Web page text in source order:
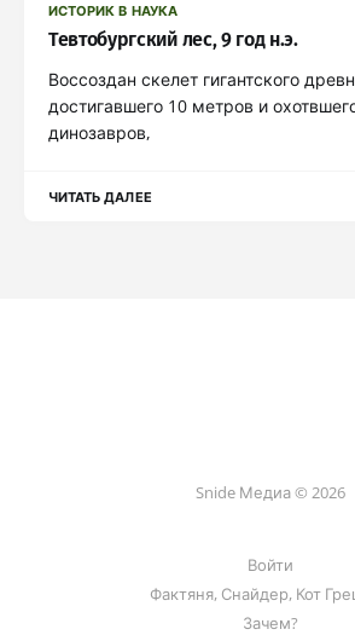
ИСТОРИК В НАУКА
Тевтобургский лес, 9 год н.э.
Воссоздан скелет гигантского
достигавшего 10 метров и
динозавров,
ЧИТАТЬ ДАЛЕЕ
Snide Медиа © 2026
Войти
Фактяня, Снайдер, Кот
Зачем?